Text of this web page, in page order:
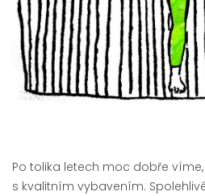
Po tolika letech moc dobře
s kvalitním vybavením.